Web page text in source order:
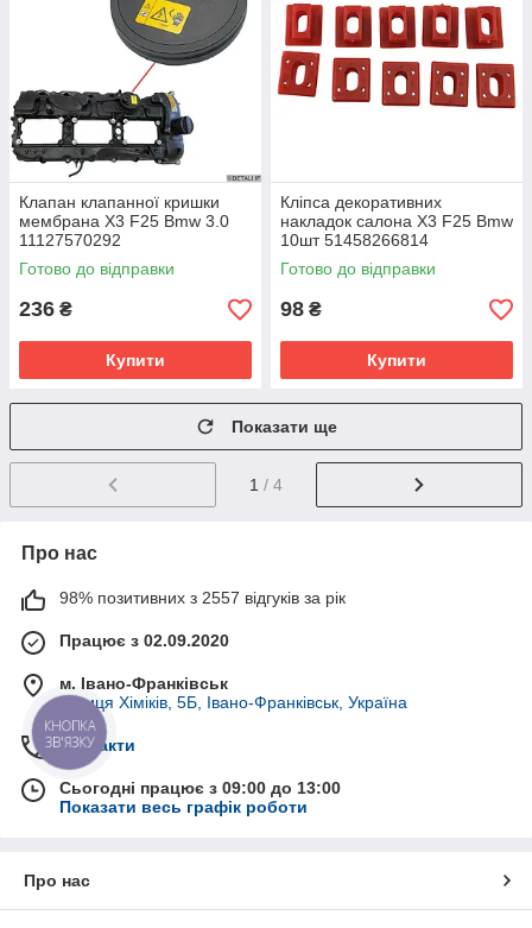
Клапан клапанної кришки
мембрана X3 F25 Bmw 3.0
11127570292
Готово до відправки
236 ₴
Купити
Кліпса декоративних
накладок салона X3 F25 Bmw
10шт 51458266814
Готово до відправки
98 ₴
Купити
Показати ще
1 / 4
Про нас
98% позитивних з 2557 відгуків за рік
Працює з 02.09.2020
м. Івано-Франківськ
вулиця Хіміків, 5Б, Івано-Франківськ, Україна
Контакти
Сьогодні працює з 09:00 до 13:00
Показати весь графік роботи
Про нас
КНОПКА
ЗВ'ЯЗКУ